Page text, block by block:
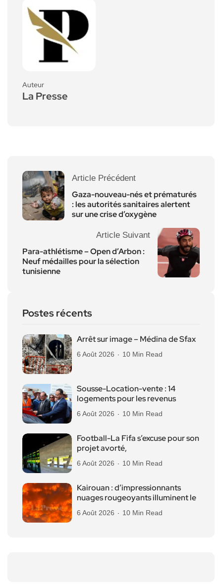
Auteur
La Presse
Article Précédent
Gaza-nouveau-nés et prématurés
: les autorités sanitaires alertent
sur une crise d’oxygène
Article Suivant
Para-athlétisme – Open d’Arbon :
Neuf médailles pour la sélection
tunisienne
Postes récents
Arrêt sur image – Médina de Sfax
6 Août 2026 10 Min Read
Sousse-Location-vente : 14
logements pour les revenus
6 Août 2026 10 Min Read
Football-La Fifa s’excuse pour son
projet avorté,
6 Août 2026 10 Min Read
Kairouan : d’impressionnants
nuages rougeoyants illuminent le
6 Août 2026 10 Min Read